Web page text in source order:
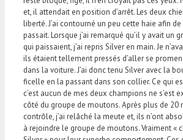
et, il attendait en position d’arrêt. Les deux
liberté. J’ai contourné un peu cette haie afin
passait. Lorsque j’ai remarqué qu’il y avait un
qui paissaient, j’ai repris Silver en main. Je
ils étaient tellement pressés d’aller se
dans la voiture. J’ai donc tenu Silver avec la
ficelle en la passant dans son collier. Ce qui
c’est aucun de mes deux champions ne s’est
côté du groupe de moutons. Après plus de 20
contrôle, j’ai relâché la meute et, ils n’ont
à rejoindre le groupe de moutons. Vraiment «